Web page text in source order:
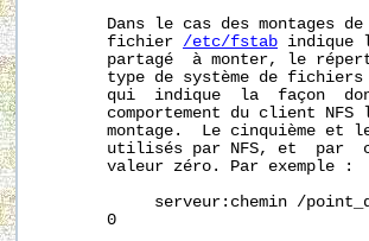
Dans le cas des montages
       fichier
/etc/fstab indique
partagé  à monter, le
type de système de
qui  indique  la  façon
comportement du client NFS
montage.  Le cinquième et
utilisés par NFS, et  par
       valeur zéro. Par exemple :
serveur:chemin /
       0